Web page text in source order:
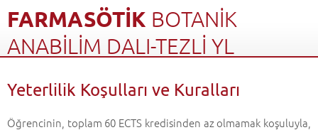
FARMASÖTİK BOTANİK
ANABİLİM DALI-TEZLİ YL
Farmasötik Botanik Anabilim Dalı
Yeterlilik Koşulları ve Kuralları
Öğrencinin, toplam 60 ECTS kredisinden az olmamak koşuluyla,